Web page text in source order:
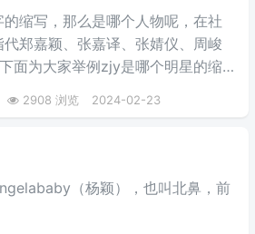
缩写，那么是哪个人物呢，在社
郑嘉颖、张嘉译、张婧仪、周峻
面为大家举例zjy是哪个明星的缩
2908 浏览 2024-02-23
（杨颖），也叫北鼻，前